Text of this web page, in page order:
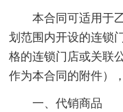
本合同可适用于乙
划范围内开设的连锁
格的连锁门店或关联
作为本合同的附件）
一、代销商品